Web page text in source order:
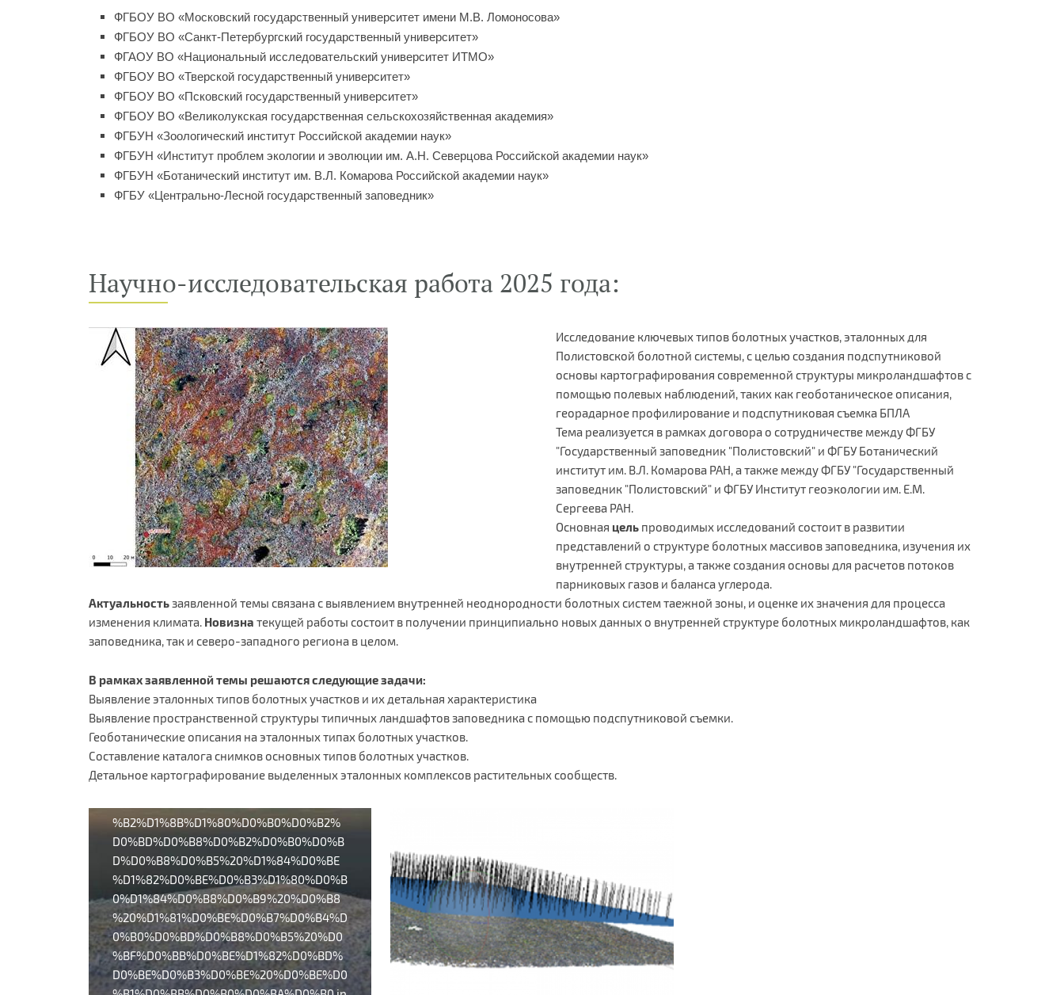
ФГБОУ ВО «Московский государственный университет имени М.В. Ломоносова»
ФГБОУ ВО «Санкт-Петербургский государственный университет»
ФГАОУ ВО «Национальный исследовательский университет ИТМО»
ФГБОУ ВО «Тверской государственный университет»
ФГБОУ ВО «Псковский государственный университет»
ФГБОУ ВО «Великолукская государственная сельскохозяйственная академия»
ФГБУН «Зоологический институт Российской академии наук»
ФГБУН «Институт проблем экологии и эволюции им. А.Н. Северцова Российской академии наук»
ФГБУН «Ботанический институт им. В.Л. Комарова Российской академии наук»
ФГБУ «Центрально-Лесной государственный заповедник»
Научно-исследовательская работа 2025 года:
Исследование ключевых типов болотных участков, эталонных для
Полистовской болотной системы, с целью создания подспутниковой
основы картографирования современной структуры микроландшафтов с
помощью полевых наблюдений, таких как геоботаническое описания,
георадарное профилирование и подспутниковая съемка БПЛА
Тема реализуется в рамках договора о сотрудничестве между ФГБУ
"Государственный заповедник "Полистовский" и ФГБУ Ботанический
институт им. В.Л. Комарова РАН, а также между ФГБУ "Государственный
заповедник "Полистовский" и ФГБУ Институт геоэкологии им. Е.М.
Сергеева РАН.
Основная цель проводимых исследований состоит в развитии
представлений о структуре болотных массивов заповедника, изучения их
внутренней структуры, а также создания основы для расчетов потоков
парниковых газов и баланса углерода.
Актуальность заявленной темы связана с выявлением внутренней неоднородности болотных систем таежной зоны, и оценке их значения для процесса
изменения климата. Новизна текущей работы состоит в получении принципиально новых данных о внутренней структуре болотных микроландшафтов, как
заповедника, так и северо-западного региона в целом.
В рамках заявленной темы решаются следующие задачи:
Выявление эталонных типов болотных участков и их детальная характеристика
Выявление пространственной структуры типичных ландшафтов заповедника с помощью подспутниковой съемки.
Геоботанические описания на эталонных типах болотных участков.
Составление каталога снимков основных типов болотных участков.
Детальное картографирование выделенных эталонных комплексов растительных сообществ.
https://polistovsky.ru/sites/default/files
gallery/%D0%A0%D0%B5%D0%B7%D1%8
3%D0%BB%D1%8C%D1%82%D0%B0%D1%
82%20%D0%BE%D0%B1%D1%80%D0%B0
%D0%B1%D0%BE%D1%82%D0%BA%D0%
B8%20%D1%81%D1%8A%D0%B5%D0%BC
%D0%BA%D0%B8%20%D1%81%20%D0%9
%B2%D1%8B%D1%80%D0%B0%D0%B2%
D0%BD%D0%B8%D0%B2%D0%B0%D0%B
D%D0%B8%D0%B5%20%D1%84%D0%BE
%D1%82%D0%BE%D0%B3%D1%80%D0%B
0%D1%84%D0%B8%D0%B9%20%D0%B8
%20%D1%81%D0%BE%D0%B7%D0%B4%D
0%B0%D0%BD%D0%B8%D0%B5%20%D0
%BF%D0%BB%D0%BE%D1%82%D0%BD%
D0%BE%D0%B3%D0%BE%20%D0%BE%D0